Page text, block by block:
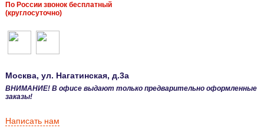
По России звонок бесплатный
(круглосуточно)
Москва, ул. Нагатинская, д.3а
ВНИМАНИЕ! В офисе выдают только предварительно оформленные
заказы!
Написать нам